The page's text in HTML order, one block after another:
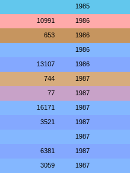
1985
10991 1986
653 1986
1986
13107 1986
744 1987
77 1987
16171 1987
3521 1987
1987
6381 1987
3059 1987